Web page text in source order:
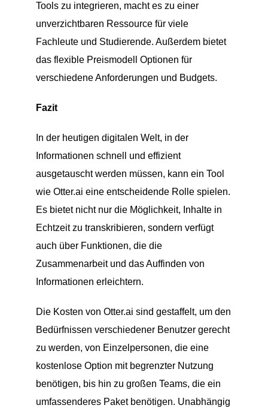
Tools zu integrieren, macht es zu einer
unverzichtbaren Ressource für viele
Fachleute und Studierende. Außerdem bietet
das flexible Preismodell Optionen für
verschiedene Anforderungen und Budgets.
Fazit
In der heutigen digitalen Welt, in der
Informationen schnell und effizient
ausgetauscht werden müssen, kann ein Tool
wie Otter.ai eine entscheidende Rolle spielen.
Es bietet nicht nur die Möglichkeit, Inhalte in
Echtzeit zu transkribieren, sondern verfügt
auch über Funktionen, die die
Zusammenarbeit und das Auffinden von
Informationen erleichtern.
Die Kosten von Otter.ai sind gestaffelt, um den
Bedürfnissen verschiedener Benutzer gerecht
zu werden, von Einzelpersonen, die eine
kostenlose Option mit begrenzter Nutzung
benötigen, bis hin zu großen Teams, die ein
umfassenderes Paket benötigen. Unabhängig